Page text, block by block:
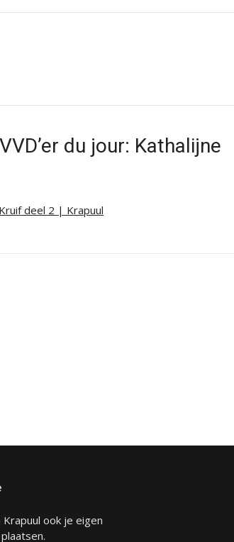
du jour: Kathalijne
deel 2 | Krapuul
Krapuul ook je eigen